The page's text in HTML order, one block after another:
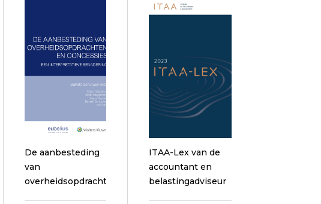
De aanbesteding
van
overheidsopdrachten
ITAA-Lex van de
accountant en
belastingadviseur